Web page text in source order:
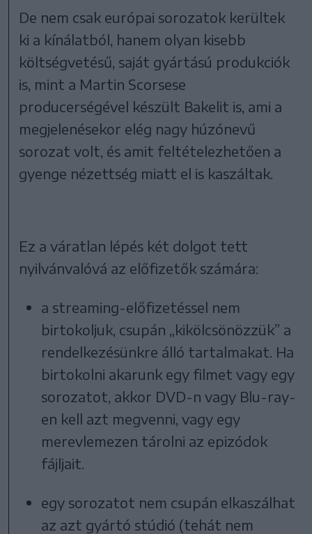
De nem csak európai sorozatok kerültek
ki a kínálatból, hanem olyan kisebb
költségvetésű, saját gyártású produkciók
is, mint a Martin Scorsese
producerségével készült Bakelit is, ami a
megjelenésekor elég nagy húzónevű
sorozat volt, és amit feltételezhetően a
gyenge nézettség miatt el is kaszáltak.
Ez a váratlan lépés két dolgot tett
nyilvánvalóvá az előfizetők számára:
a streaming-előfizetéssel nem
birtokoljuk, csupán „kikölcsönözzük” a
rendelkezésünkre álló tartalmakat. Ha
birtokolni akarunk egy filmet vagy egy
sorozatot, akkor DVD-n vagy Blu-ray-
en kell azt megvenni, vagy egy
merevlemezen tárolni az epizódok
fájljait.
egy sorozatot nem csupán elkaszálhat
az azt gyártó stúdió (tehát nem